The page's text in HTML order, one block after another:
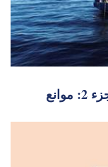
تصميم حلقات منع التسرب الدائرية، الجزء 2: موانع